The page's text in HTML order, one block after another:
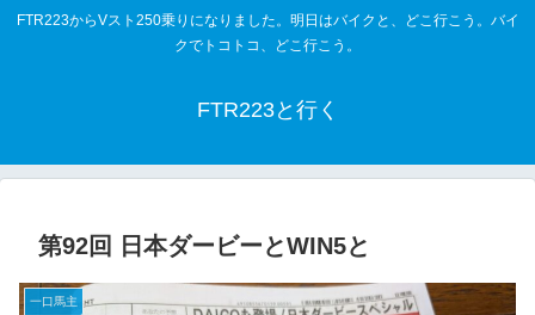
FTR223からVスト250乗りになりました。明日はバイクと、どこ行こう。バイ
クでトコトコ、どこ行こう。
FTR223と行く
第92回 日本ダービーとWIN5と
一口馬主